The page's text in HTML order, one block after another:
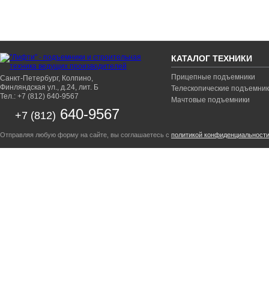
Санкт-Петербург, Колпино,
Финляндская ул., д.24, лит. Б
Тел.: +7 (812) 640-9567
+7 (812) 640-9567
КАТАЛОГ ТЕХНИКИ
Прицепные подъемники
Телескопические
Мачтовые подъемники
Отправляя любую форму на сайте, вы соглашаетесь с политикой конфиденциальности